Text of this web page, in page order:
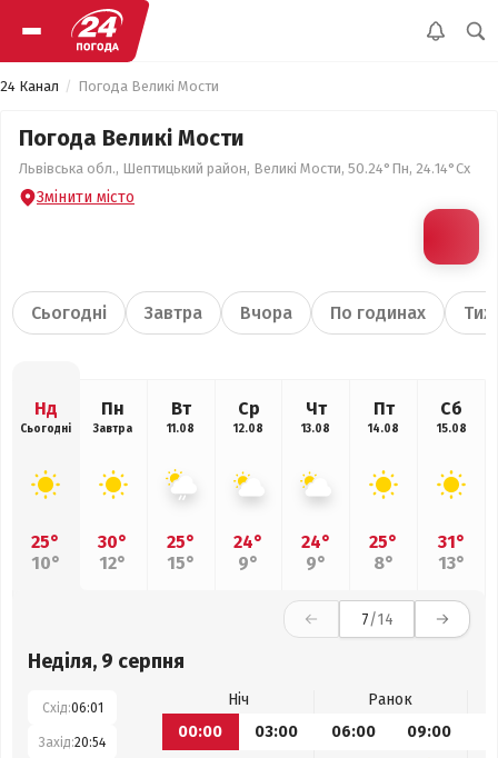
24 Канал Погода Великі Мости
Погода Великі Мости
Львівська обл., Шептицький район, Великі Мости, 50.24°Пн, 24.14°Сх
Змінити місто
Сьогодні Завтра Вчора По годинах
Нд
Сьогодні
25°
10°
Пн
Завтра
30°
12°
Вт
11.08
25°
15°
Ср
12.08
24°
9°
Чт
13.08
24°
9°
Пт
14.08
25°
8°
Сб
15.08
31°
13°
7/14
Неділя, 9 серпня
Схід:06:01
Захід:20:54
Ніч
Ранок
00:00
03:00 06:00 09:00